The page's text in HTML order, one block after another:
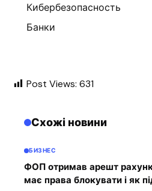
Кибербезопасность
Банки
Post Views: 631
Схожі новини
БИЗНЕС
ФОП отримав арешт
має права блокувати і як